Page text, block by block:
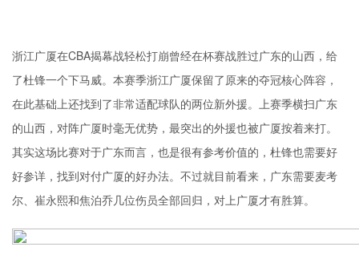
浙江广厦在CBA揭幕战轻松打崩曾经在杯赛战胜过广东的山西，给
了杜锋一个下马威。本赛季浙江广厦保留了原来的夺冠核心阵容，
在此基础上还找到了非常适配球队的两位新外援。上赛季横扫广东
的山西，对阵广厦时毫无优势，最突出的外援也被广厦按着来打。
其实这场比赛对于广东而言，也是很有参考价值的，杜锋也需要好
好参详，找到对付广厦的好办法。不过就目前看来，广东需要麦考
尔、崔永熙和焦泊乔几位伤员全部回归，对上广厦才有胜算。